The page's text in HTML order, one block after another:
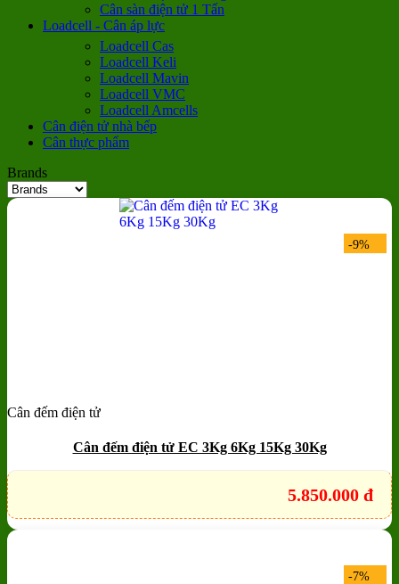
Cân sàn điện tử 1 Tấn
Loadcell - Cân áp lực
Loadcell Cas
Loadcell Keli
Loadcell Mavin
Loadcell VMC
Loadcell Amcells
Cân điện tử nhà bếp
Cân thực phẩm
Brands
-9%
Add to wishlist
Cân đếm điện tử
Cân đếm điện tử EC 3Kg 6Kg 15Kg 30Kg
5.850.000 đ
-7%